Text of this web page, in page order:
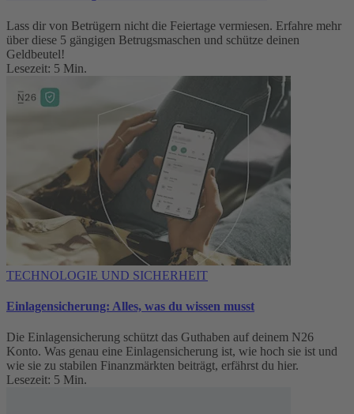
Lass dir von Betrügern nicht die Feiertage vermiesen. Erfahre mehr
über diese 5 gängigen Betrugsmaschen und schütze deinen
Geldbeutel!
Lesezeit: 5 Min.
TECHNOLOGIE UND SICHERHEIT
Einlagensicherung: Alles, was du wissen musst
Die Einlagensicherung schützt das Guthaben auf deinem N26
Konto. Was genau eine Einlagensicherung ist, wie hoch sie ist und
wie sie zu stabilen Finanzmärkten beiträgt, erfährst du hier.
Lesezeit: 5 Min.